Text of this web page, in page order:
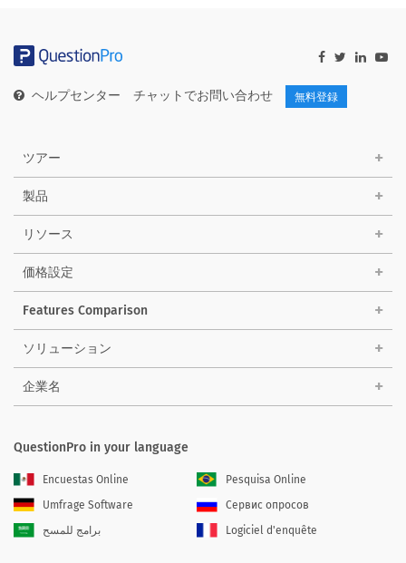
ヘルプセンター チャットでお問い合わせ 無料登録
ツアー
製品
リソース
価格設定
Features Comparison
ソリューション
企業名
QuestionPro in your language
Encuestas Online
Pesquisa Online
Umfrage Software
Сервис опросов
برامج للمسح
Logiciel d'enquête